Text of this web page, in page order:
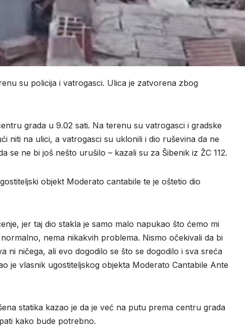
su policija i vatrogasci. Ulica je zatvorena zbog
grada u 9.02 sati. Na terenu su vatrogasci i gradske
niti na ulici, a vatrogasci su uklonili i dio ruševina da ne
se ne bi još nešto urušilo – kazali su za Šibenik iz ŽC 112.
objekt Moderato cantabile te je oštetio dio
jer taj dio stakla je samo malo napukao što ćemo mi
nema nikakvih problema. Nismo očekivali da bi
ni ničega, ali evo dogodilo se što se dogodilo i sva sreća
je vlasnik ugostiteljskog objekta Moderato Cantabile Ante
statika kazao je da je već na putu prema centru grada
kako bude potrebno.